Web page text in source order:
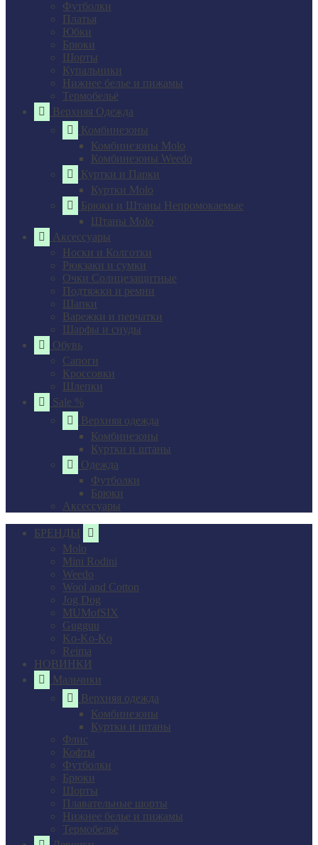
Футболки
Платья
Юбки
Брюки
Шорты
Купальники
Нижнее белье и пижамы
Термобельё
Верхняя Одежда
Комбинезоны
Комбинезоны Molo
Комбинезоны Weedo
Куртки и Парки
Куртки Molo
Брюки и Штаны Непромокаемые
Штаны Molo
Аксессуары
Носки и Колготки
Рюкзаки и сумки
Очки Солнцезащитные
Подтяжки и ремни
Шапки
Варежки и перчатки
Шарфы и снуды
Обувь
Сапоги
Кроссовки
Шлепки
Sale %
Верхняя одежда
Комбинезоны
Куртки и штаны
Одежда
Футболки
Брюки
Аксессуары
БРЕНДЫ
Molo
Mini Rodini
Weedo
Wool and Cotton
Jog Dog
MUMofSIX
Gugguu
Ko-Ko-Ko
Reima
НОВИНКИ
Мальчики
Верхняя одежда
Комбинезоны
Куртки и штаны
Флис
Кофты
Футболки
Брюки
Шорты
Плавательные шорты
Нижнее белье и пижамы
Термобельё